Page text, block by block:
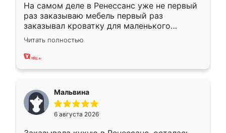
На самом деле в Ренессанс уже не первый
раз заказываю мебель первый раз
заказывал кроватку для маленького
ребёнка при его рождении ,во второй раз
заказал шкаф-купе. По качеству очень
хорошее сборка достаточно быстрая,
меньше, здесь же он более разнообразный.
Мне нравится ,если что-то потребуется из
мебели буду заказывать только здесь.
Читать полностью
Мальвина
6 августа 2026